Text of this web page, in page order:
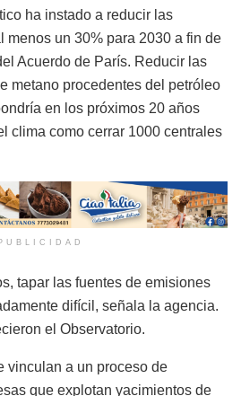
ha instado a reducir las
menos un 30% para 2030 a fin de
Acuerdo de París. Reducir las
metano procedentes del petróleo
en los próximos 20 años
clima como cerrar 1000 centrales
tapar las fuentes de emisiones
difícil, señala la agencia.
el Observatorio.
vinculan a un proceso de
que explotan yacimientos de